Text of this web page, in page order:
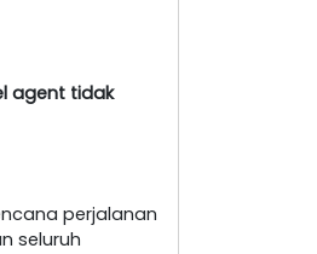
agent tidak
perjalanan
seluruh